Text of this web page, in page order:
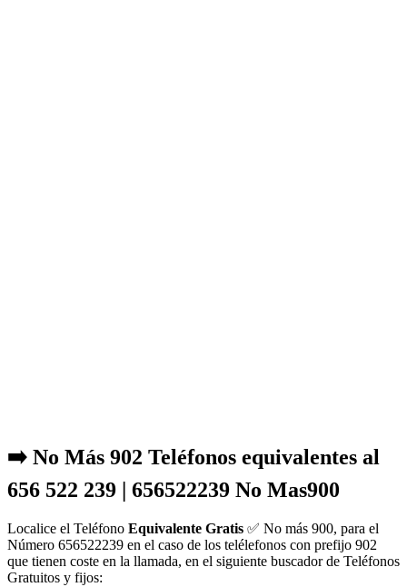
➡️ No Más 902 Teléfonos equivalentes al
656 522 239 | 656522239 No Mas900
Localice el Teléfono Equivalente Gratis ✅ No más 900, para el
Número 656522239 en el caso de los telélefonos con prefijo 902
que tienen coste en la llamada, en el siguiente buscador de Teléfonos
Gratuitos y fijos: